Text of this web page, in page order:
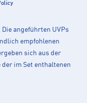
angeführten UVPs
empfohlenen
sich aus der
im Set enthaltenen